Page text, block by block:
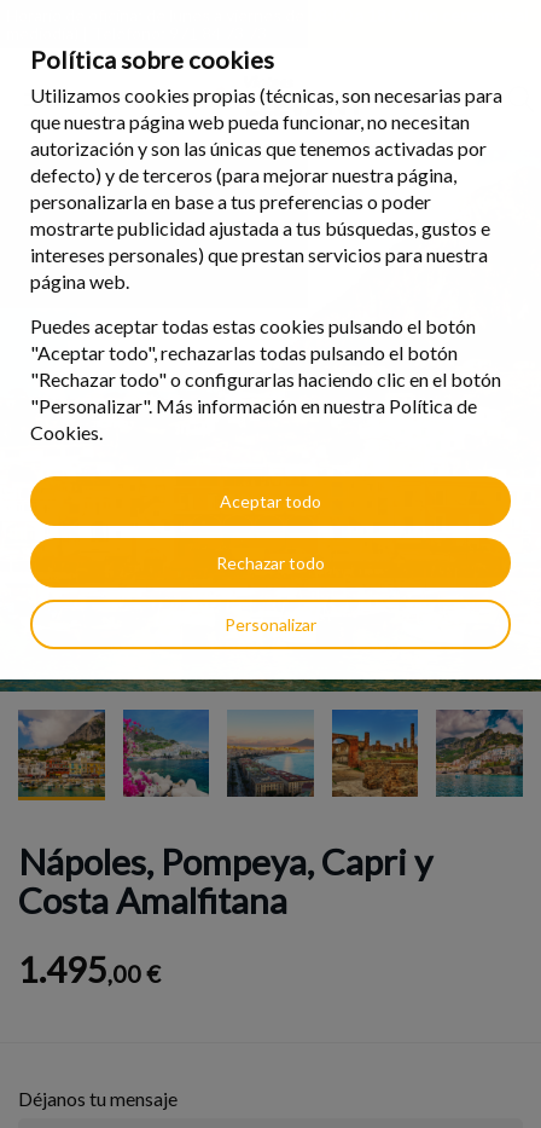
Nápoles, Pompeya, Capri y
Costa Amalfitana
1.495,00 €
Déjanos tu mensaje
Política sobre cookies
Utilizamos cookies propias (técnicas, son necesarias para
que nuestra página web pueda funcionar, no necesitan
autorización y son las únicas que tenemos activadas por
defecto) y de terceros (para mejorar nuestra página,
personalizarla en base a tus preferencias o poder
mostrarte publicidad ajustada a tus búsquedas, gustos e
intereses personales) que prestan servicios para nuestra
página web.
Puedes aceptar todas estas cookies pulsando el botón
"Aceptar todo", rechazarlas todas pulsando el botón
"Rechazar todo" o configurarlas haciendo clic en el botón
"Personalizar". Más información en nuestra Política de
Cookies.
Personalizar
Rechazar todo
Aceptar todo